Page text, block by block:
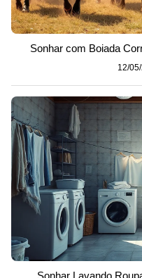
Sonhar com Boiada
12/
Sonhar Lavando